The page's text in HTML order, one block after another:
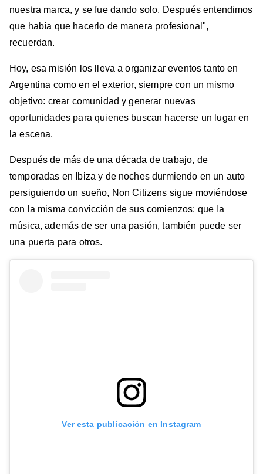
nuestra marca, y se fue dando solo. Después entendimos
que había que hacerlo de manera profesional",
recuerdan.
Hoy, esa misión los lleva a organizar eventos tanto en
Argentina como en el exterior, siempre con un mismo
objetivo: crear comunidad y generar nuevas
oportunidades para quienes buscan hacerse un lugar en
la escena.
Después de más de una década de trabajo, de
temporadas en Ibiza y de noches durmiendo en un auto
persiguiendo un sueño, Non Citizens sigue moviéndose
con la misma convicción de sus comienzos: que la
música, además de ser una pasión, también puede ser
una puerta para otros.
Ver esta publicación en Instagram